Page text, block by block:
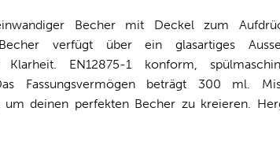
Becher mit Deckel zum
verfügt über ein glasartiges
Klarheit. EN12875-1 konform,
Fassungsvermögen beträgt 300 ml.
um deinen perfekten Becher zu kreieren.